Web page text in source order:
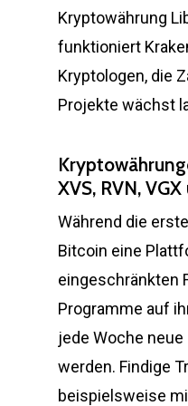
Kryptowährung
funktioniert
Kryptologen, die
Projekte wächst
XVS, RVN,
Während die
Bitcoin eine
eingeschränkten
Programme auf
jede Woche
werden. Findige
beispielsweise